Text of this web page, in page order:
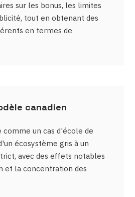
sur les bonus, les limites
tout en obtenant des
en termes de
canadien
comme un cas d'école de
écosystème gris à un
avec des effets notables
et la concentration des